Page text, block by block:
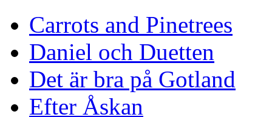
Carrots and Pinetrees
Daniel och Duetten
Det är bra på Gotland
Efter Åskan